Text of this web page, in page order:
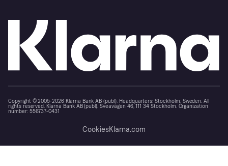
Copyright © 2005-2026 Klarna Bank AB (publ). Headquarters: Stockholm, Sweden. All
rights reserved. Klarna Bank AB (publ). Sveavägen 46, 111 34 Stockholm. Organization
number: 556737-0431
CookiesKlarna.com